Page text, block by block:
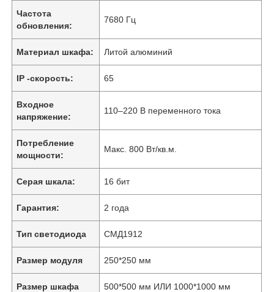
Частота
обновления:
7680 Гц
Материал шкафа: Литой алюминий
IP -скорость: 65
Входное
напряжение:
110–220 В переменного тока
Потребление
мощности:
Макс. 800 Вт/кв.м.
Серая шкала: 16 бит
Гарантия: 2 года
Тип светодиода СМД1912
Размер модуля 250*250 мм
Размер шкафа 500*500 мм ИЛИ 1000*1000 мм